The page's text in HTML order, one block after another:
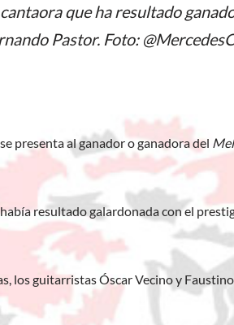
que ha resultado
Pastor. Foto:
presenta al ganador o ganadora del
resultado galardonada con el
los guitarristas Óscar Vecino y